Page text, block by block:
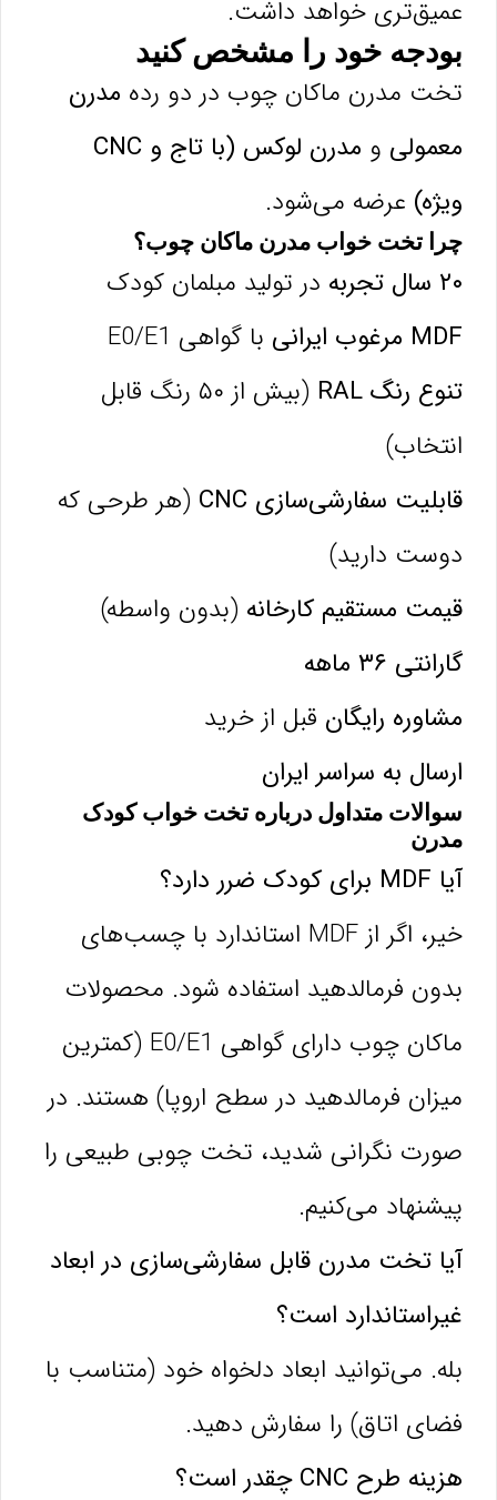
عمیق‌تری خواهد داشت.
بودجه خود را مشخص کنید
تخت مدرن ماکان چوب در دو رده مدرن
معمولی و
مدرن لوکس (با تاج و CNC
ویژه) عرضه می‌شود.
چرا تخت خواب مدرن ماکان چوب؟
۲۰ سال تجربه
در تولید مبلمان کودک
MDF مرغوب ایرانی
با گواهی E0/E1
تنوع رنگ RAL
(بیش از ۵۰ رنگ قابل
انتخاب)
قابلیت سفارشی‌سازی CNC
(هر طرحی که
دوست دارید)
قیمت مستقیم کارخانه (بدون واسطه)
گارانتی ۳۶ ماهه
مشاوره رایگان قبل از خرید
ارسال به سراسر ایران
سوالات متداول درباره تخت خواب کودک
مدرن
آیا MDF برای کودک ضرر دارد؟
خیر، اگر از MDF استاندارد با چسب‌های
بدون فرمالدهید استفاده شود. محصولات
ماکان چوب دارای گواهی E0/E1 (کمترین
میزان فرمالدهید در سطح اروپا) هستند. در
صورت نگرانی شدید، تخت چوبی طبیعی را
پیشنهاد می‌کنیم.
آیا تخت مدرن قابل سفارشی‌سازی در ابعاد
غیراستاندارد است؟
بله. می‌توانید ابعاد دلخواه خود (متناسب با
فضای اتاق) را سفارش دهید.
هزینه طرح CNC چقدر است؟